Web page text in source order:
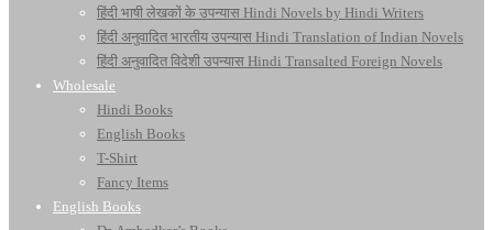
हिंदी भाषी लेखकों के उपन्यास Hindi Novels by Hindi Writers
हिंदी अनुवादित भारतीय उपन्यास Hindi Translation of Indian Novels
हिंदी अनुवादित विदेशी उपन्यास Hindi Transalted Foreign Novels
Wholesale
Hindi Books
English Books
T-Shirt
Fancy Items
English Books